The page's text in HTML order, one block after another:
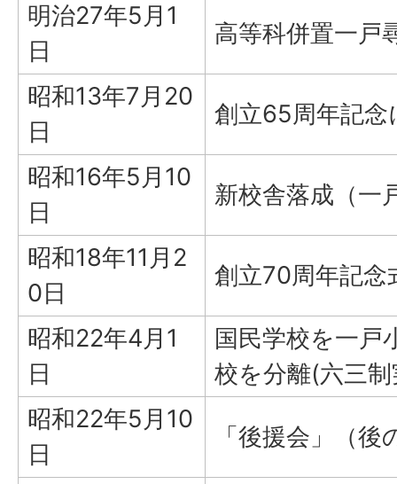
明治27年5月1
日
高等科併置一戸
昭和13年7月20
日
創立65周年記念
昭和16年5月10
日
新校舎落成（一
昭和18年11月2
0日
創立70周年記念
昭和22年4月1
日
国民学校を一戸
校を分離(六三
昭和22年5月10
日
「後援会」（後